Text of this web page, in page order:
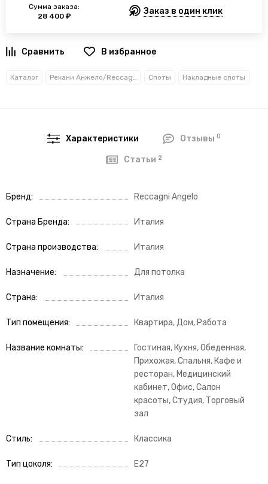
Сумма заказа:
28 400 ₽
Заказ в один клик
В избранное
Каталог Рекани Анжело/Reccagni Angelo Споты Накладные споты
Характеристики Отзывы 0
Статьи 2
Бренд Reccagni Angelo
Страна Бренда Италия
Страна производства Италия
Назначение Для потолка
Страна Италия
Тип помещения Квартира, Дом, Работа
Название комнаты
Гостиная, Кухня, Обеденная,
Прихожая, Спальня, Кафе и
ресторан, Медицинский
кабинет, Офис, Салон
красоты, Студия, Торговый
зал
Стиль Классика
Тип цоколя E27